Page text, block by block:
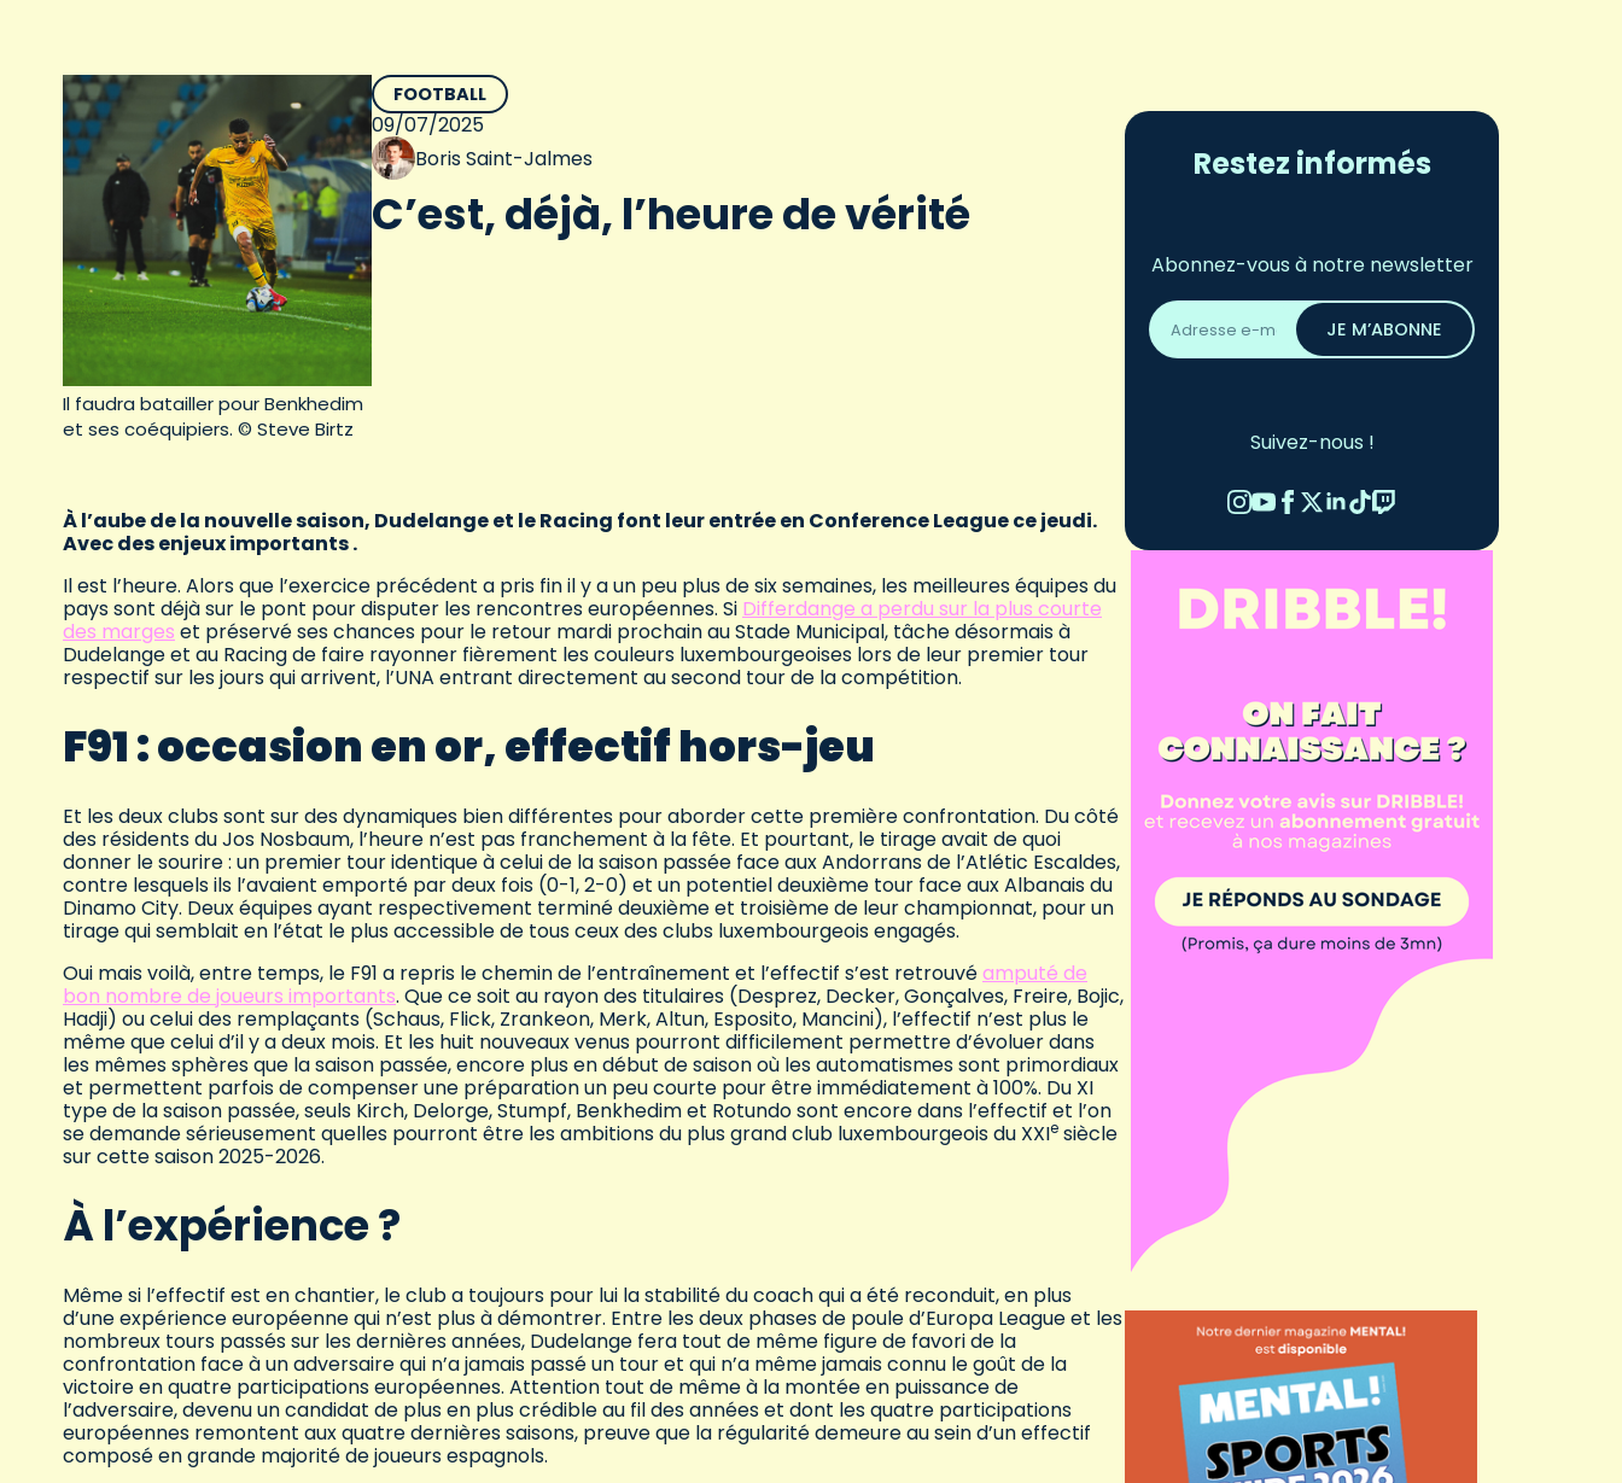
Il faudra batailler pour Benkhedim
et ses coéquipiers. © Steve Birtz
FOOTBALL
09/07/2025
Boris Saint-Jalmes
C’est, déjà, l’heure de vérité
À l’aube de la nouvelle saison, Dudelange et le Racing font leur entrée en Conference League ce jeudi.
Avec des enjeux importants .
Il est l’heure. Alors que l’exercice précédent a pris fin il y a un peu plus de six semaines, les meilleures équipes du
pays sont déjà sur le pont pour disputer les rencontres européennes. Si Differdange a perdu sur la plus courte
des marges et préservé ses chances pour le retour mardi prochain au Stade Municipal, tâche désormais à
Dudelange et au Racing de faire rayonner fièrement les couleurs luxembourgeoises lors de leur premier tour
respectif sur les jours qui arrivent, l’UNA entrant directement au second tour de la compétition.
F91 : occasion en or, effectif hors-jeu
Et les deux clubs sont sur des dynamiques bien différentes pour aborder cette première confrontation. Du côté
des résidents du Jos Nosbaum, l’heure n’est pas franchement à la fête. Et pourtant, le tirage avait de quoi
donner le sourire : un premier tour identique à celui de la saison passée face aux Andorrans de l’Atlétic Escaldes,
contre lesquels ils l’avaient emporté par deux fois (0-1, 2-0) et un potentiel deuxième tour face aux Albanais du
Dinamo City. Deux équipes ayant respectivement terminé deuxième et troisième de leur championnat, pour un
tirage qui semblait en l’état le plus accessible de tous ceux des clubs luxembourgeois engagés.
Oui mais voilà, entre temps, le F91 a repris le chemin de l’entraînement et l’effectif s’est retrouvéamputé de
bon nombre de joueurs importants. Que ce soit au rayon des titulaires (Desprez, Decker, Gonçalves, Freire, Bojic,
Hadji) ou celui des remplaçants (Schaus, Flick, Zrankeon, Merk, Altun, Esposito, Mancini), l’effectif n’est plus le
même que celui d’il y a deux mois. Et les huit nouveaux venus pourront difficilement permettre d’évoluer dans
les mêmes sphères que la saison passée, encore plus en début de saison où les automatismes sont primordiaux
et permettent parfois de compenser une préparation un peu courte pour être immédiatement à 100%. Du XI
type de la saison passée, seuls Kirch, Delorge, Stumpf, Benkhedim et Rotundo sont encore dans l’effectif et l’on
se demande sérieusement quelles pourront être les ambitions du plus grand club luxembourgeois du XXIe siècle
sur cette saison 2025-2026.
À l’expérience ?
Même si l’effectif est en chantier, le club a toujours pour lui la stabilité du coach qui a été reconduit, en plus
d’une expérience européenne qui n’est plus à démontrer. Entre les deux phases de poule d’Europa League et les
nombreux tours passés sur les dernières années, Dudelange fera tout de même figure de favori de la
confrontation face à un adversaire qui n’a jamais passé un tour et qui n’a même jamais connu le goût de la
victoire en quatre participations européennes. Attention tout de même à la montée en puissance de
l’adversaire, devenu un candidat de plus en plus crédible au fil des années et dont les quatre participations
européennes remontent aux quatre dernières saisons, preuve que la régularité demeure au sein d’un effectif
composé en grande majorité de joueurs espagnols.
Restez informés
Abonnez-vous à notre newsletter
Adresse
email
*
JE M’ABONNE
Suivez-nous !